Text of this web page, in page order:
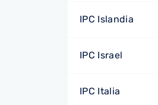
IPC Islandia
IPC Israel
IPC Italia